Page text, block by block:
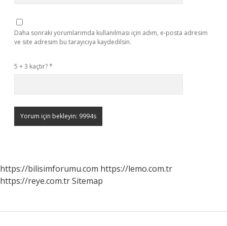
Daha sonraki yorumlarımda kullanılması için adım, e-posta adresim
ve site adresim bu tarayıcıya kaydedilsin.
5 + 3 kaçtır?*
https://bilisimforumu.com https://lemo.com.tr
https://reye.com.trSitemap